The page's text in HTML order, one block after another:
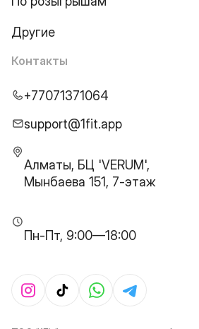
Другие
Контакты
+77071371064
support@1fit.app
Алматы, БЦ 'VERUM',
Мынбаева 151, 7-этаж
Пн-Пт, 9:00—18:00